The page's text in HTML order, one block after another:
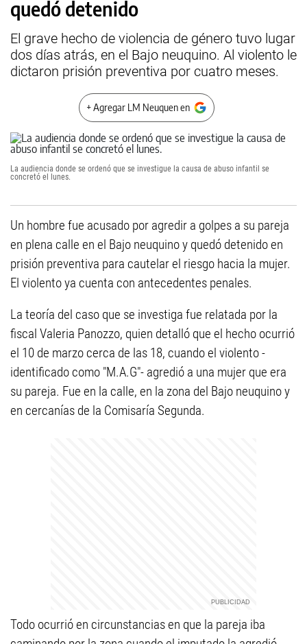
quedó detenido
El grave hecho de violencia de género tuvo lugar
dos días atrás, en el Bajo neuquino. Al violento le
dictaron prisión preventiva por cuatro meses.
+ Agregar LM Neuquen en
La audiencia donde se ordenó que se investigue la causa de abuso infantil se
concretó el lunes.
Un hombre fue acusado por agredir a golpes a su pareja
en plena calle en el Bajo neuquino y quedó detenido en
prisión preventiva para cautelar el riesgo hacia la mujer.
El violento ya cuenta con antecedentes penales.
La teoría del caso que se investiga fue relatada por la
fiscal Valeria Panozzo, quien detalló que el hecho ocurrió
el 10 de marzo cerca de las 18, cuando el violento -
identificado como "M.A.G"- agredió a una mujer que era
su pareja. Fue en la calle, en la zona del Bajo neuquino y
en cercanías de la Comisaría Segunda.
Todo ocurrió en circunstancias en que la pareja iba